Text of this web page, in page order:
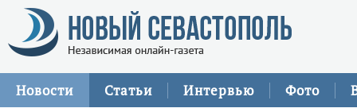
Новости Статьи Интервью Фото